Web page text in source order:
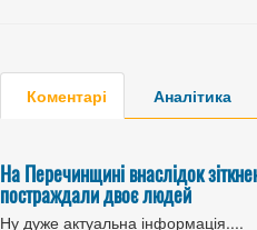
Коментарі Аналітика
На Перечинщині внаслідок
постраждали двоє людей
Ну дуже актуальна інформація....